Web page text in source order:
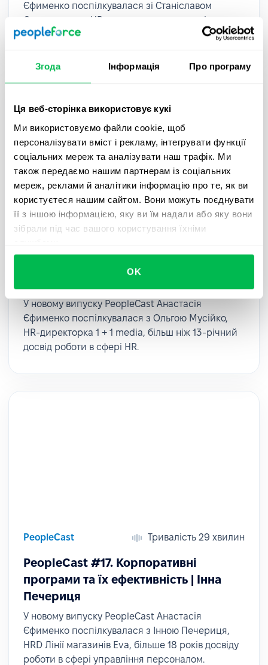
Згода Інформація Про програму
Ця веб-сторінка використовує кукі
Ми використовуємо файли cookie, щоб
персоналізувати вміст і рекламу, інтегрувати функції
соціальних мереж та аналізувати наш трафік. Ми
також передаємо нашим партнерам із соціальних
мереж, реклами й аналітики інформацію про те, як ви
користуєтеся нашим сайтом. Вони можуть поєднувати
її з іншою інформацією, яку ви їм надали або яку вони
зібрали під час вашого користування їхніми
OK
Єфименко поспілкувалася зі Станіславом
Омельченком, HR-консультант з управління
талантами та корпоративною культурою.
PeopleCast Тривалість 24 хвилини
корпоративної культури | Ольга
У новому випуску PeopleCast Анастасія
Єфименко поспілкувалася з Ольгою Мусійко,
HR-директорка 1 + 1 media, більш ніж 13-річний
досвід роботи в сфері HR.
PeopleCast Тривалість 29 хвилин
PeopleCast #17. Корпоративні
програми та їх ефективність | Інна
Печериця
У новому випуску PeopleCast Анастасія
Єфименко поспілкувалася з Інною Печериця,
HRD Лінії магазинів Eva, більше 18 років досвіду
роботи в сфері управління персоналом.